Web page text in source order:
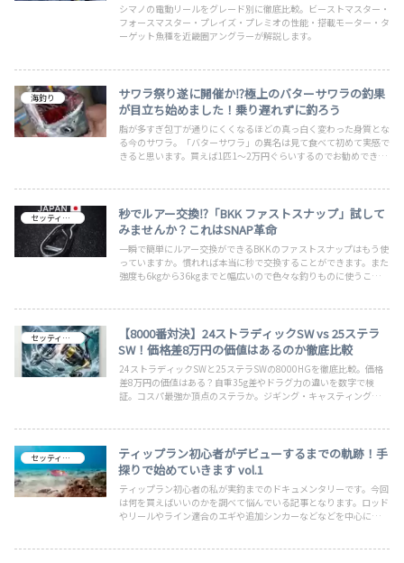
シマノの電動リールをグレード別に徹底比較。ビーストマスター・
フォースマスター・プレイズ・プレミオの性能・搭載モーター・タ
ーゲット魚種を近畿圏アングラーが解説します。
海釣り
サワラ祭り遂に開催か⁉極上のバターサワラの釣果
が目立ち始めました！乗り遅れずに釣ろう
脂が多すぎ包丁が通りにくくなるほどの真っ白く変わった身質とな
る今のサワラ。「バターサワラ」の異名は見て食べて初めて実感で
きると思います。買えば1匹1～2万円ぐらいするのでお勧めできま
セッティング
秒でルアー交換⁉「BKK ファストスナップ」試して
みませんか？これはSNAP革命
一瞬で簡単にルアー交換ができるBKKのファストスナップはもう使
っていますか。慣れれば本当に秒で交換することができます。また
強度も6kgから36kgまでと幅広いので色々な釣りものに使うことが
セッティング
【8000番対決】24ストラディックSW vs 25ステラ
SW！価格差8万円の価値はあるのか徹底比較
24ストラディックSWと25ステラSWの8000HGを徹底比較。価格
差8万円の価値はある？自重35g差やドラグ力の違いを数字で検
証。コスパ最強か頂点のステラか。ジギング・キャスティングのリ
セッティング
ティップラン初心者がデビューするまでの軌跡！手
探りで始めていきます vol.1
ティップラン初心者の私が実釣までのドキュメンタリーです。今回
は何を買えばいいのかを調べて悩んでいる記事となります。ロッド
やリールやライン適合のエギや追加シンカーなどなどを中心にまと